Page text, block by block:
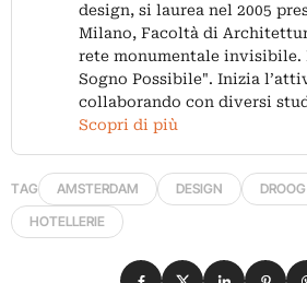
design, si laurea nel 2005
Milano, Facoltà di
rete monumentale
Sogno Possibile". Inizia
collaborando con diversi
Scopri di più
TAG AMSTERDAM DESIGN
HOTELLERIE
Condividi su
Condividi su X
Condividi